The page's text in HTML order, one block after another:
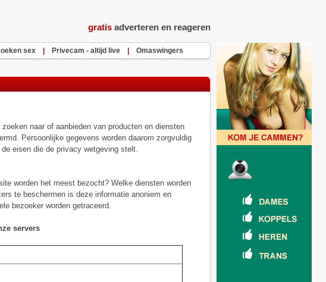
gratisadverteren en reageren
sex Privecam - altijd live Omaswingers
naar of aanbieden van producten en diensten
Persoonlijke gegevens worden daarom zorgvuldig
eisen die de privacy wetgeving stelt.
worden het meest bezocht? Welke diensten worden
te beschermen is deze informatie anoniem en
bezoeker worden getraceerd.
servers